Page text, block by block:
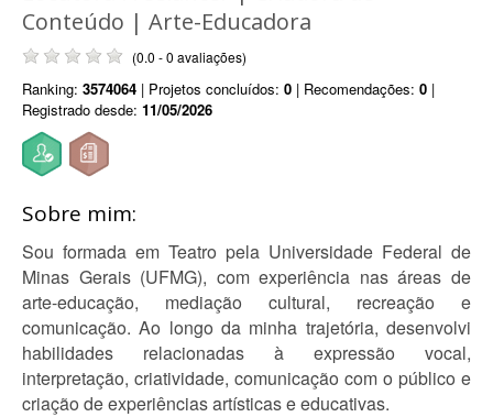
Conteúdo | Arte-Educadora
(0.0 - 0 avaliações)
Ranking: 3574064 | Projetos concluídos: 0 | Recomendações: 0 |
Registrado desde: 11/05/2026
Sobre mim:
Sou formada em Teatro pela Universidade Federal de
Minas Gerais (UFMG), com experiência nas áreas de
arte-educação, mediação cultural, recreação e
comunicação. Ao longo da minha trajetória, desenvolvi
habilidades relacionadas à expressão vocal,
interpretação, criatividade, comunicação com o público e
criação de experiências artísticas e educativas.